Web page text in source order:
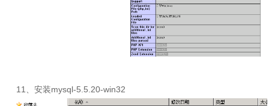
11、安装mysql-5.5.20-win32